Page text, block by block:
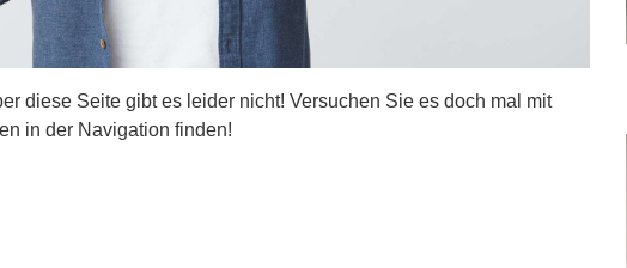
diese Seite gibt es leider nicht! Versuchen Sie es doch mal mit
in der Navigation finden!